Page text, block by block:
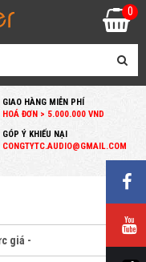
GIAO HÀNG MIỄN PHÍ
HOÁ ĐƠN > 5.000.000 VND
GÓP Ý KHIẾU NẠI
CONGTYTC.AUDIO@GMAIL.COM
0